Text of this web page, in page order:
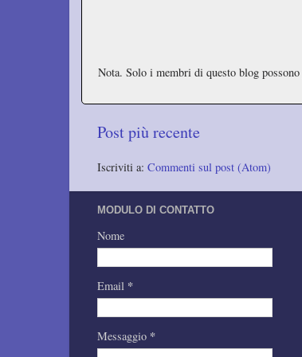
Nota. Solo i membri di questo blog possono
Post più recente
Iscriviti a: Commenti sul post (Atom)
MODULO DI CONTATTO
Nome
Email *
Messaggio *